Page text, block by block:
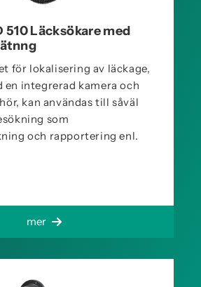
510 Läcksökare med
för lokalisering av läckage,
en integrerad kamera och
kan användas till såväl
som
och rapportering enl.
mer